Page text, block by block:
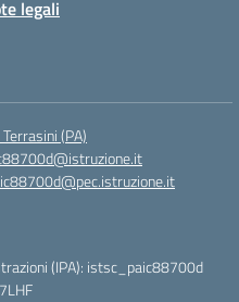
legali
(PA)
(IPA): istsc_paic88700d